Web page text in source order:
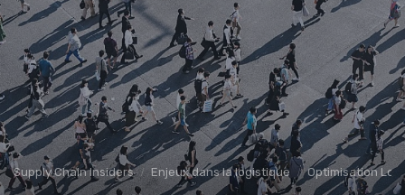
Supply Chain Insiders Enjeux dans la logistique Optimisation